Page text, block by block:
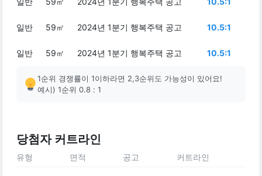
일반 59㎡ 2024년 1분기 행복주택 공고 10.5:1
일반 59㎡ 2024년 1분기 행복주택 공고 10.5:1
1순위 경쟁률이 1이하라면 2,3순위도 가능성이 있어요!
예시) 1순위 0.8 : 1
당첨자 커트라인
유형 면적 공고 커트라인